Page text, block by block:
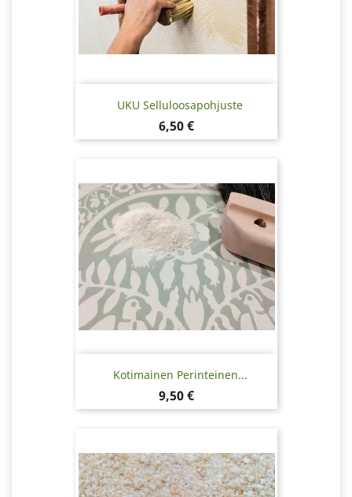
UKU Selluloosapohjuste
Hinta
6,50 €
Kotimainen Perinteinen...
Hinta
9,50 €